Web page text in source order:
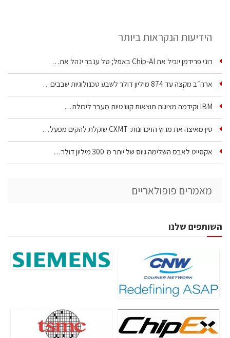
הידיעות הנקראות ביותר
רוני פרידמן יוביל את Chip‑AI באפל; טל ענבר ינהל את…
ארה״ב מקצה עד 874 מיליון דולר לשבע טכנולוגיות שבבים…
IBM וקידמה מציגות תוצאות קוונטיות מעבר ליכולת…
סין מאיצה את מרוץ הזיכרונות: CXMT שוקלת להקים מפעל…
אקסייט לאבס השלימה גיוס של יותר מ־300 מיליון דולר…
מאמרים פופולאריים
השותפים שלנו